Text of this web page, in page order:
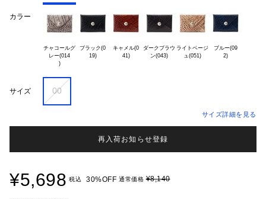
カラー
チャコールグ
レー(014
)
ブラック(0
19)
キャメル(0
41)
ダークブラウ ライトベージ
ブルー(09
サイズ 00
サイズ詳細を見る
再入荷お知らせ登録
¥5,698 税込 30%OFF 通常価格¥8,140